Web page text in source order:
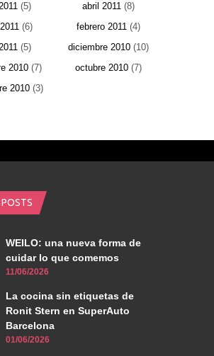
(5) abril 2011 (8)
(6) febrero 2011 (4)
(5) diciembre 2010 (10)
2010(7) octubre 2010 (7)
2010(3)
WEILO: una nueva forma de
cuidar lo que comemos
11/06/2026
La cocina sin etiquetas de
Ronit Stern en SuperAuto
Barcelona
01/06/2026